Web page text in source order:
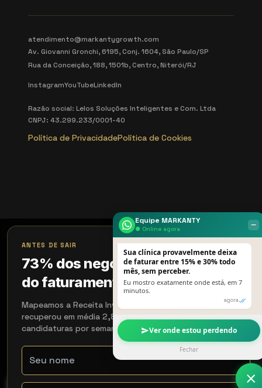
atendimento@markantygrowth.com
Av. Giovanni Gronchi, 6195, Conj. 1604, São Paulo/SP
Rua da Conceição, 188, 1501b, Centro, Niterói/RJ
InstagramYouTubeLinkedIn
Razão social: Lelos Soluções Inteligentes e Com. Ltda
CNPJ: 43.299.233/0001-40
Política de PrivacidadePolítica de Cookies
WhatsApp Contato
×
ANTES DE SAIR
73% dos negócios perdem 18%
do faturamento sem perceber
Mapeamos a Receita Invisível em 15 min. Quem aplicou
recuperou em média 2,8× em 90 dias. Aceitamos 4
candidaturas por semana.
Equipe MARKANTY
● Online agora ‒
Sua clínica provavelmente deixa
de faturar entre 15% e 30% todo
mês, sem perceber.
Eu mostro exatamente onde está, em 7
minutos.
agora
Ver onde estou perdendo
Fechar